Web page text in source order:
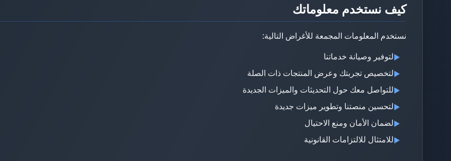
كيف نستخدم معلوماتك
نستخدم المعلومات المجمعة للأغراض التالية:
▶لتوفير وصيانة خدماتنا
▶لتخصيص تجربتك وعرض المنتجات ذات الصلة
▶للتواصل معك حول التحديثات والميزات الجديدة
▶لتحسين منصتنا وتطوير ميزات جديدة
▶لضمان الأمان ومنع الاحتيال
▶للامتثال للالتزامات القانونية